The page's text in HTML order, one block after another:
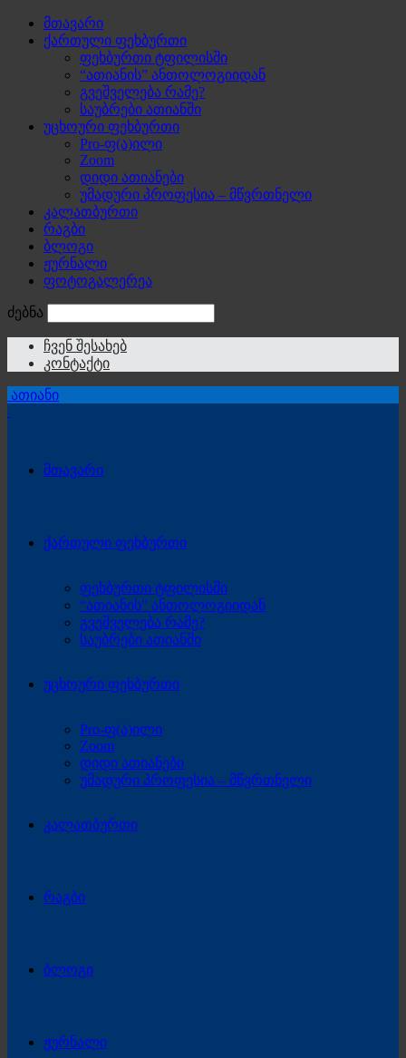
მთავარი
ქართული ფეხბურთი
ფეხბურთი ტფილისში
“ათიანის” ანთოლოგიიდან
გვეშველება რამე?
საუბრები ათიანში
უცხოური ფეხბურთი
Pro-ფ(ა)ილი
Zoom
დიდი ათიანები
უმადური პროფესია – მწვრთნელი
კალათბურთი
რაგბი
ბლოგი
ჟურნალი
ფოტოგალერეა
ძებნა
ჩვენ შესახებ
კონტაქტი
ათიანი
მთავარი
ქართული ფეხბურთი
ფეხბურთი ტფილისში
“ათიანის” ანთოლოგიიდან
გვეშველება რამე?
საუბრები ათიანში
უცხოური ფეხბურთი
Pro-ფ(ა)ილი
Zoom
დიდი ათიანები
უმადური პროფესია – მწვრთნელი
კალათბურთი
რაგბი
ბლოგი
ჟურნალი